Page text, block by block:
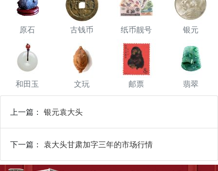
原石 古钱币 纸币靓号 银元
和田玉 文玩 邮票 翡翠
上一篇： 银元袁大头
下一篇： 袁大头甘肃加字三年的市场行情